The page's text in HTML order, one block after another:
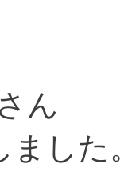
ん
ました